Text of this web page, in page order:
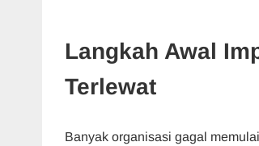
Langkah Awal
Terlewat
Banyak organisasi gagal